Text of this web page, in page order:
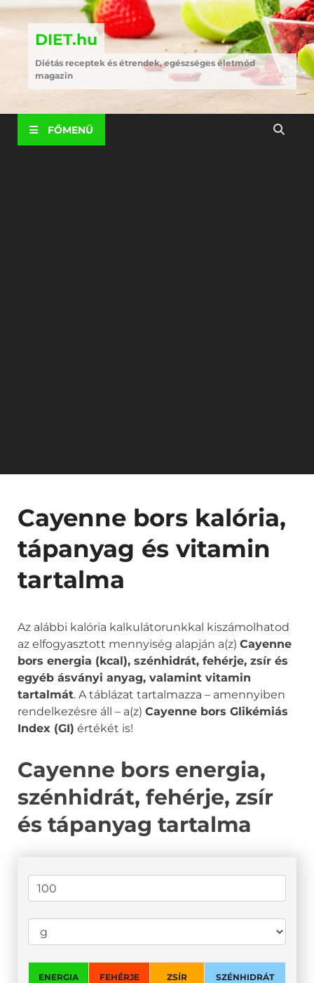
DIET.hu
Diétás receptek és étrendek, egészséges életmód
magazin
FŐMENÜ
Cayenne bors kalória,
tápanyag és vitamin
tartalma
Az alábbi kalória kalkulátorunkkal kiszámolhatod
az elfogyasztott mennyiség alapján a(z) Cayenne
bors energia (kcal), szénhidrát, fehérje, zsír és
egyéb ásványi anyag, valamint vitamin
tartalmát. A táblázat tartalmazza – amennyiben
rendelkezésre áll – a(z) Cayenne bors Glikémiás
Index (GI) értékét is!
Cayenne bors energia,
szénhidrát, fehérje, zsír
és tápanyag tartalma
ENERGIA FEHÉRJE ZSÍR SZÉNHIDRÁT